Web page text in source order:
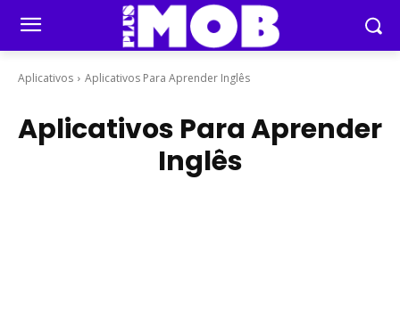
Aplicativos Aplicativos Para Aprender Inglês
Aplicativos Para Aprender
Inglês